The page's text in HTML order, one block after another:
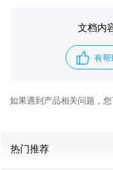
文档内
有帮
如果遇到产品相关问题，
热门推荐